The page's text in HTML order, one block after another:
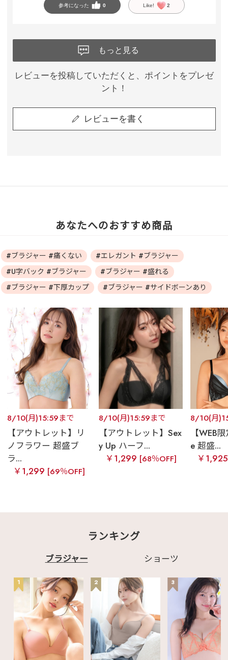
参考になった 0 Like! 2
もっと見る
レビューを投稿していただくと、ポイントをプレゼ
ント！
レビューを書く
あなたへのおすすめ商品
#ブラジャー #痛くない
#エレガント #ブラジャー
#U字バック #ブラジャー
#ブラジャー #盛れる
#ブラジャー #下厚カップ
#ブラジャー #サイドボーンあり
8/10(月)15:59まで
【アウトレット】リ
ノフラワー 超盛ブ
ラ...
￥1,299 [69％OFF]
8/10(月)15:59まで
【アウトレット】Sex
y Up ハーフ...
￥1,299 [68％OFF]
8/10(月
【WEB
e 超盛...
￥
ランキング
ブラジャー ショーツ
1 2 3